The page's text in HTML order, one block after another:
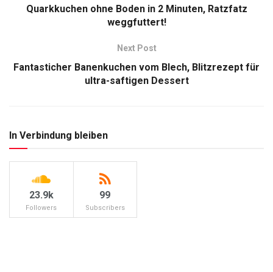
Quarkkuchen ohne Boden in 2 Minuten, Ratzfatz
weggfuttert!
Next Post
Fantasticher Banenkuchen vom Blech, Blitzrezept für
ultra-saftigen Dessert
In Verbindung bleiben
23.9k
Followers
99
Subscribers